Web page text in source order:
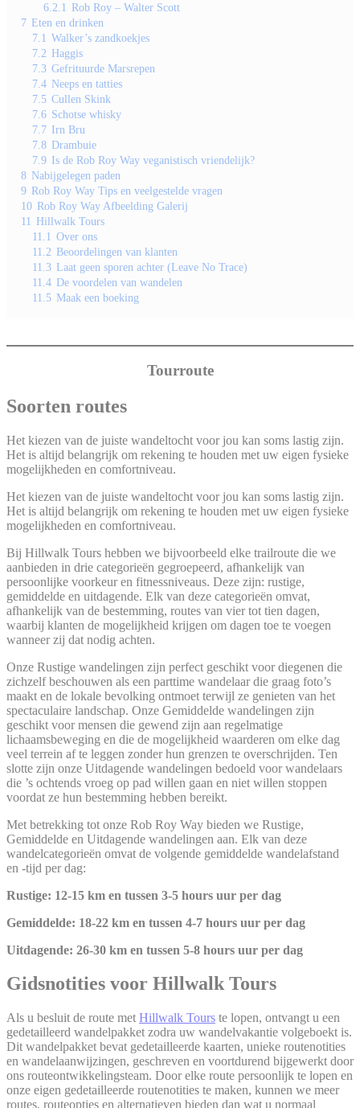
6.2.1 Rob Roy – Walter Scott
7 Eten en drinken
7.1 Walker’s zandkoekjes
7.2 Haggis
7.3 Gefrituurde Marsrepen
7.4 Neeps en tatties
7.5 Cullen Skink
7.6 Schotse whisky
7.7 Irn Bru
7.8 Drambuie
7.9 Is de Rob Roy Way veganistisch vriendelijk?
8 Nabijgelegen paden
9 Rob Roy Way Tips en veelgestelde vragen
10 Rob Roy Way Afbeelding Galerij
11 Hillwalk Tours
11.1 Over ons
11.2 Beoordelingen van klanten
11.3 Laat geen sporen achter (Leave No Trace)
11.4 De voordelen van wandelen
11.5 Maak een boeking
Tourroute
Soorten routes
Het kiezen van de juiste wandeltocht voor jou kan soms lastig zijn.
Het is altijd belangrijk om rekening te houden met uw eigen fysieke
mogelijkheden en comfortniveau.
Het kiezen van de juiste wandeltocht voor jou kan soms lastig zijn.
Het is altijd belangrijk om rekening te houden met uw eigen fysieke
mogelijkheden en comfortniveau.
Bij Hillwalk Tours hebben we bijvoorbeeld elke trailroute die we
aanbieden in drie categorieën gegroepeerd, afhankelijk van
persoonlijke voorkeur en fitnessniveaus. Deze zijn: rustige,
gemiddelde en uitdagende. Elk van deze categorieën omvat,
afhankelijk van de bestemming, routes van vier tot tien dagen,
waarbij klanten de mogelijkheid krijgen om dagen toe te voegen
wanneer zij dat nodig achten.
Onze Rustige wandelingen zijn perfect geschikt voor diegenen die
zichzelf beschouwen als een parttime wandelaar die graag foto’s
maakt en de lokale bevolking ontmoet terwijl ze genieten van het
spectaculaire landschap. Onze Gemiddelde wandelingen zijn
geschikt voor mensen die gewend zijn aan regelmatige
lichaamsbeweging en die de mogelijkheid waarderen om elke dag
veel terrein af te leggen zonder hun grenzen te overschrijden. Ten
slotte zijn onze Uitdagende wandelingen bedoeld voor wandelaars
die ’s ochtends vroeg op pad willen gaan en niet willen stoppen
voordat ze hun bestemming hebben bereikt.
Met betrekking tot onze Rob Roy Way bieden we Rustige,
Gemiddelde en Uitdagende wandelingen aan. Elk van deze
wandelcategorieën omvat de volgende gemiddelde wandelafstand
en -tijd per dag:
Rustige: 12-15 km en tussen 3-5 hours uur per dag
Gemiddelde: 18-22 km en tussen 4-7 hours uur per dag
Uitdagende: 26-30 km en tussen 5-8 hours uur per dag
Gidsnotities voor Hillwalk Tours
Als u besluit de route met Hillwalk Tours te lopen, ontvangt u een
gedetailleerd wandelpakket zodra uw wandelvakantie volgeboekt is.
Dit wandelpakket bevat gedetailleerde kaarten, unieke routenotities
en wandelaanwijzingen, geschreven en voortdurend bijgewerkt door
ons routeontwikkelingsteam. Door elke route persoonlijk te lopen en
onze eigen gedetailleerde routenotities te maken, kunnen we meer
routes, routeopties en alternatieven bieden dan wat u normaal